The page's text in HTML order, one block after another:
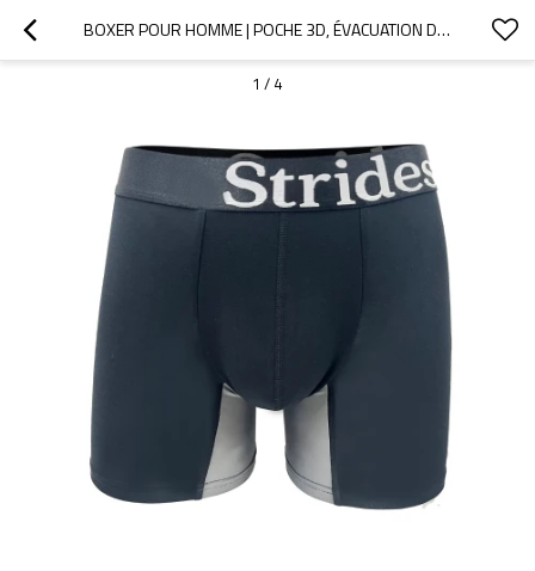
BOXER POUR HOMME | POCHE 3D, ÉVACUATION DE L'HUMIDITÉ, RESPIRANT | NE REMONTE PAS
1 / 4